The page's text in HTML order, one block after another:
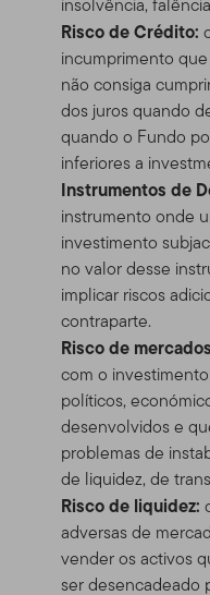
insolvência,
Risco de Crédito:
incumprimento
não consiga
dos juros quando
quando o Fundo
inferiores a
Instrumentos de
instrumento onde
investimento
no valor desse
implicar riscos
contraparte.
Risco de
com o
políticos,
desenvolvidos e
problemas de
de liquidez, de
Risco de liquidez:
adversas de
vender os activos
ser desencadeado